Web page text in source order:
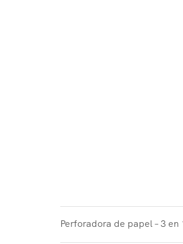
Perforadora de papel – 3 en